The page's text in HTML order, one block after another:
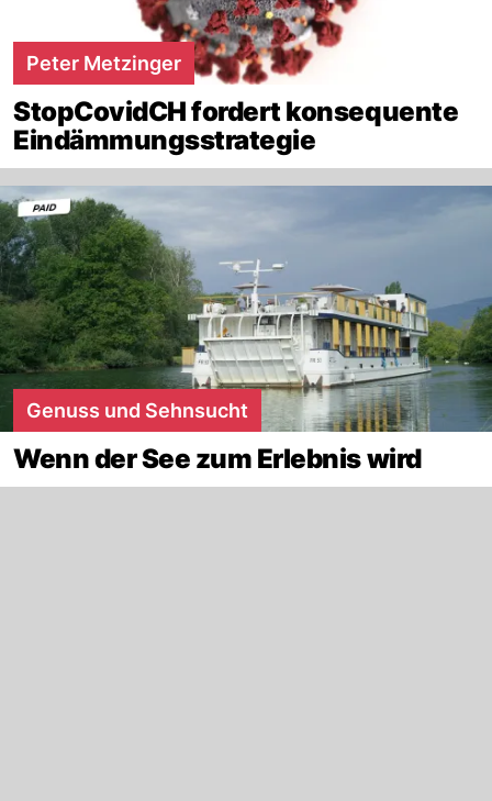
Peter Metzinger
StopCovidCH fordert konsequente
Eindämmungsstrategie
Genuss und Sehnsucht
Wenn der See zum Erlebnis wird